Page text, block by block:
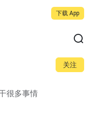
下载 App
关注
很多事情